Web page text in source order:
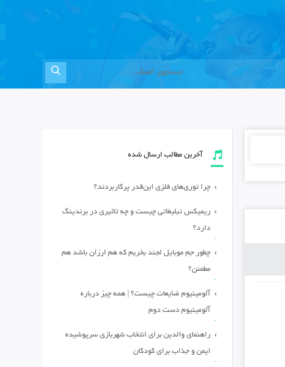
آخرین مطالب ارسال شده
چرا توری‌های فلزی این‌قدر پرکاربردند؟
ریمیکس تبلیغاتی چیست و چه تاثیری در برندینگ
دارد؟
چطور جم موبایل لجند بخریم که هم ارزان باشد هم
مطمئن؟
آلومینیوم ضایعات چیست؟ | همه چیز درباره
آلومینیوم دست دوم
راهنمای والدین برای انتخاب شهربازی سرپوشیده
ایمن و جذاب برای کودکان